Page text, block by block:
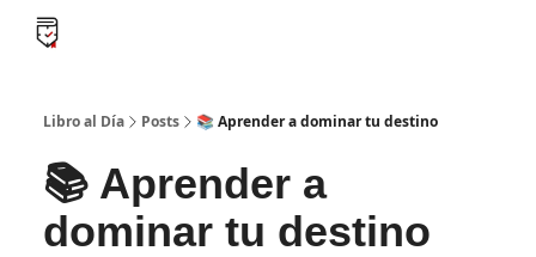
Libro al Día Posts 📚 Aprender a dominar tu destino
📚 Aprender a
dominar tu destino